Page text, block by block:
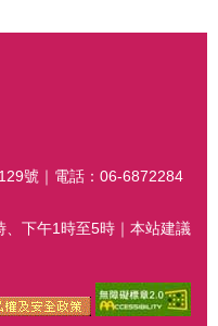
號｜電話：06-6872284
下午1時至5時｜本站建議